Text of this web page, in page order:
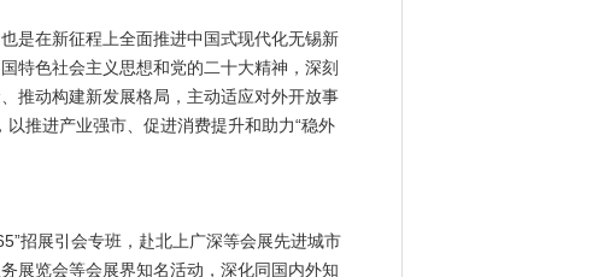
是在新征程上全面推进中国式现代化无锡新
特色社会主义思想和党的二十大精神，深刻
推动构建新发展格局，主动适应对外开放事
推进产业强市、促进消费提升和助力“稳外
招展引会专班，赴北上广深等会展先进城市
展览会等会展界知名活动，深化同国内外知